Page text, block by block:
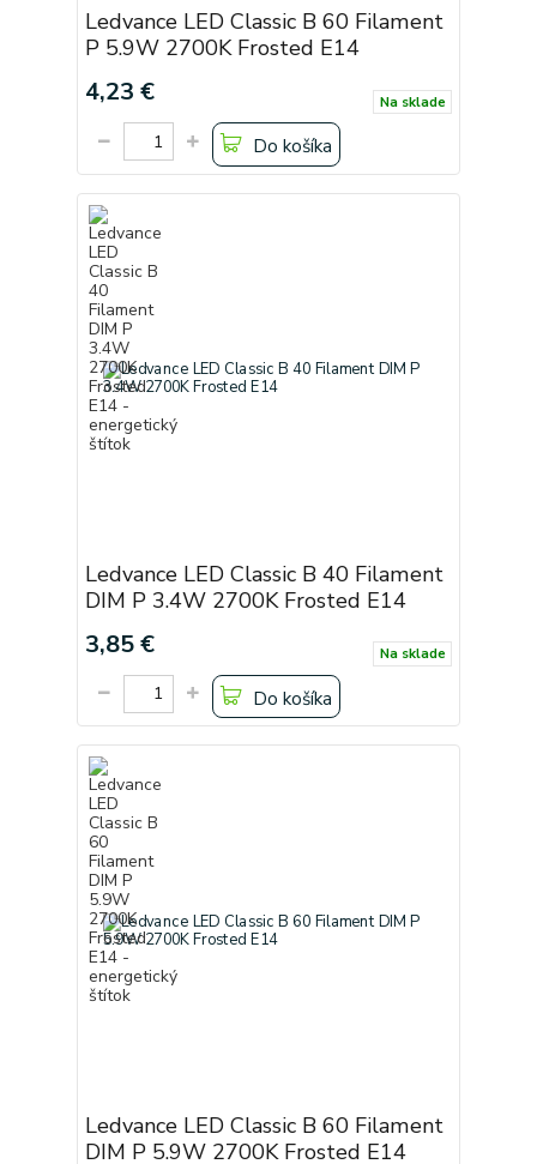
Ledvance LED Classic B 60 Filament
P 5.9W 2700K Frosted E14
4,23 € Na sklade
Do košíka
Ledvance LED Classic B 40 Filament
DIM P 3.4W 2700K Frosted E14
3,85 € Na sklade
Do košíka
Ledvance LED Classic B 60 Filament
DIM P 5.9W 2700K Frosted E14